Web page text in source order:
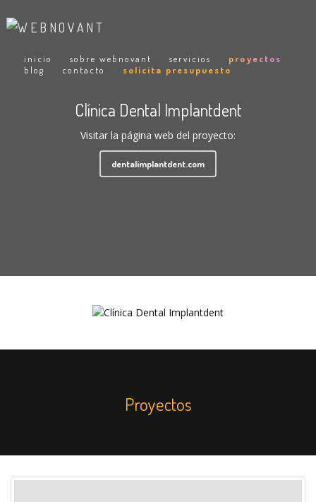
inicio sobre webnovant servicios
proyectos
blog
contacto solicita presupuesto
Clínica Dental Implantdent
Visitar la página web del proyecto:
dentalimplantdent.com
Proyectos